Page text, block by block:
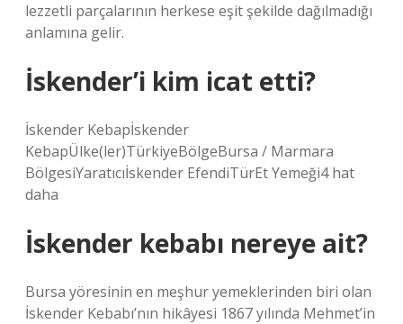
lezzetli parçalarının herkese eşit şekilde dağılmadığı
anlamına gelir.
İskender’i kim icat etti?
İskender Kebapİskender
KebapÜlke(ler)TürkiyeBölgeBursa / Marmara
BölgesiYaratıcıİskender EfendiTürEt Yemeği4 hat
daha
İskender kebabı nereye ait?
Bursa yöresinin en meşhur yemeklerinden biri olan
İskender Kebabı’nın hikâyesi 1867 yılında Mehmet’in